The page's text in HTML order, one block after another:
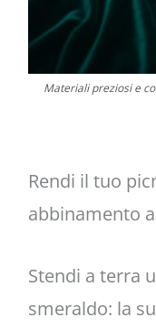
Materiali preziosi e
Rendi il tuo
abbinamento
Stendi a terra
smeraldo: la